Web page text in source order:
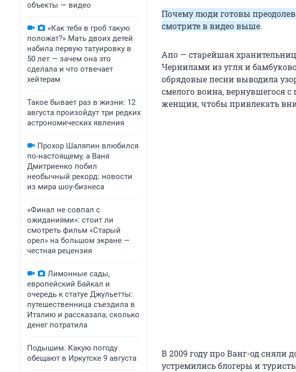
объекты — видео
«Как тебя в гроб такую
положат?» Мать двоих детей
набила первую татуировку в
50 лет — зачем она это
сделала и что отвечает
хейтерам
Такое бывает раз в жизни: 12
августа произойдут три редких
астрономических явления
Прохор Шаляпин влюбился
по-настоящему, а Ваня
Дмитриенко побил
необычный рекорд: новости
из мира шоу-бизнеса
«Финал не совпал с
ожиданиями»: стоит ли
смотреть фильм «Старый
орел» на большом экране —
честная рецензия
Лимонные сады,
европейский Байкал и
очередь к статуе Джульетты:
путешественница съездила в
Италию и рассказала, сколько
денег потратила
Подышим. Какую погоду
обещают в Иркутске 9 августа
Почему люди готовы
смотрите в видео выше.
Апо — старейшая
Чернилами из угля и
обрядовые песни выводила
смелого воина, вернувшегося
женщин, чтобы привлекать
В 2009 году про Ванг-од
устремились блогеры и